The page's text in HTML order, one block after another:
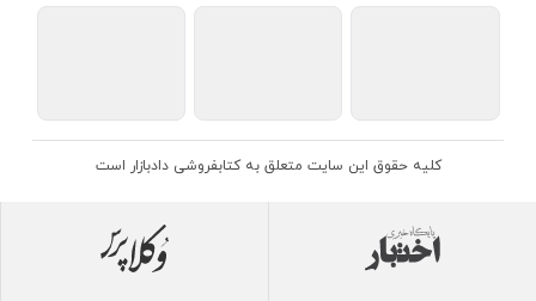
اتحادیه ناشران و کتابفروشان تهران به منظور ارائه مطمئن ترین خدمات مجموعه بسیار کامل و
معتبری از کتاب های حقوقی را به علاقمندان عرضه کرده ایم. علاوه بر این با بهره گیری از فناوری
اندازی کردیم تا علاقمندان بتوانند با اطمینان کافی و به اتکای اعتبار این مجموعه قدیمی کتاب و
کلیه حقوق این سایت متعلق به کتابفروشی دادبازار است